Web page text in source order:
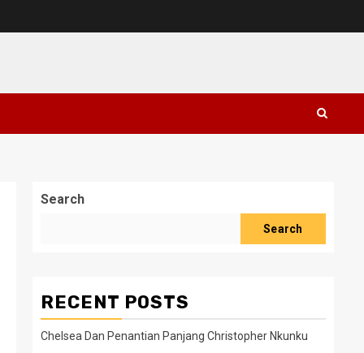
Search
Search
RECENT POSTS
Chelsea Dan Penantian Panjang Christopher Nkunku